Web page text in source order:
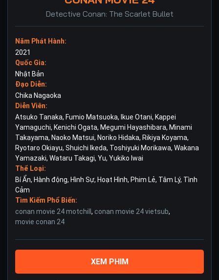
Detective Conan: The Scarlet Bullet
Năm Phát Hành:
2021
Quốc Gia:
Nhật Bản
Đạo Diễn:
Chika Nagaoka
Diễn Viên:
Atsuko Tanaka, Fumio Matsuoka, Ikue Otani, Kappei
Yamaguchi, Kenichi Ogata, Megumi Hayashibara, Minami
Takayama, Naoko Matsui, Noriko Hidaka, Rikiya Koyama,
Ryotaro Okiayu, Shuichi Ikeda, Toshiyuki Morikawa, Wakana
Yamazaki, Wataru Takagi, Yu, Yukiko Iwai
Thể Loại:
Bí Ẩn, Hành động, Hình Sự, Hoạt Hình, Phim Lẻ, Tâm Lý, Tình
Cảm
Tìm Kiếm Phổ Biến:
conan movie 24 motchill , conan movie 24 vietsub,
movie conan 24
XEM PHIM